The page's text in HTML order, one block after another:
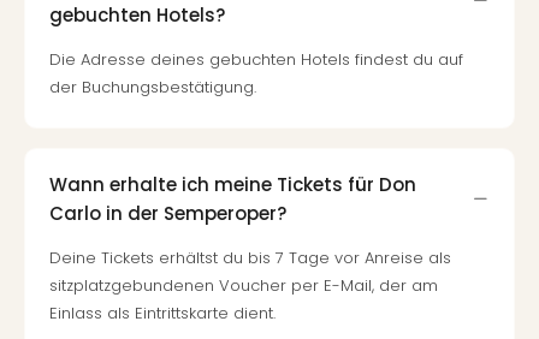
gebuchten Hotels?
Die Adresse deines gebuchten Hotels findest du auf
der Buchungsbestätigung.
Wann erhalte ich meine Tickets für Don
Carlo in der Semperoper?
Deine Tickets erhältst du bis 7 Tage vor Anreise als
sitzplatzgebundenen Voucher per E-Mail, der am
Einlass als Eintrittskarte dient.